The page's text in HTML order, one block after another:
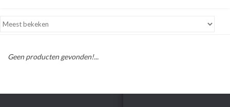
Geen producten gevonden!...